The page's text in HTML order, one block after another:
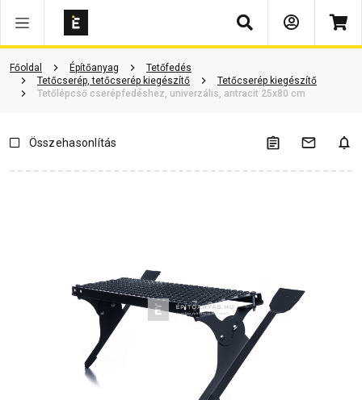
Keresés
Főoldal Építőanyag
Tetőfedés
Tetőcserép, tetőcserép kiegészítő
Tetőcserép kiegészítő
Tetőlépcső cserépfedéshez, univerzális, antracit 25x80 cm
Vásárlói vélemények Kérdések és válaszok Kapcsolódó cikkek
Összehasonlítás